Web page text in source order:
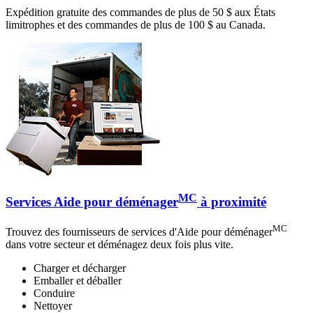
Expédition gratuite des commandes de plus de 50 $ aux États
limitrophes et des commandes de plus de 100 $ au Canada.
Services Aide pour déménagerMC à proximité
Trouvez des fournisseurs de services d'Aide pour déménagerMC
dans votre secteur et déménagez deux fois plus vite.
Charger et décharger
Emballer et déballer
Conduire
Nettoyer